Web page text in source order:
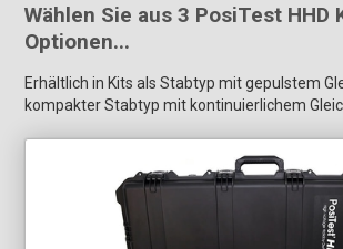
Wählen Sie aus 3 PosiTest HHD
Optionen...
Erhältlich in Kits als Stabtyp mit gepulstem
kompakter Stabtyp mit kontinuierlichem